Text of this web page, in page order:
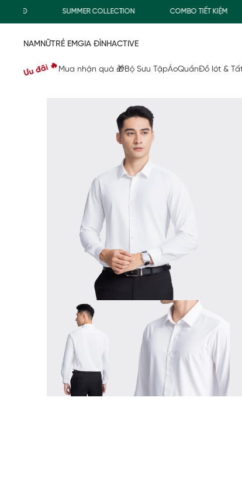
SUMMER COLLECTION COMBO TIẾT KIỆM
NAMNỮTRẺ EMGIA ĐÌNHACTIVE
Ưu đãi 🔥 Mua nhận quà 🎁Bộ Sưu TậpÁoQuầnĐồ lót &